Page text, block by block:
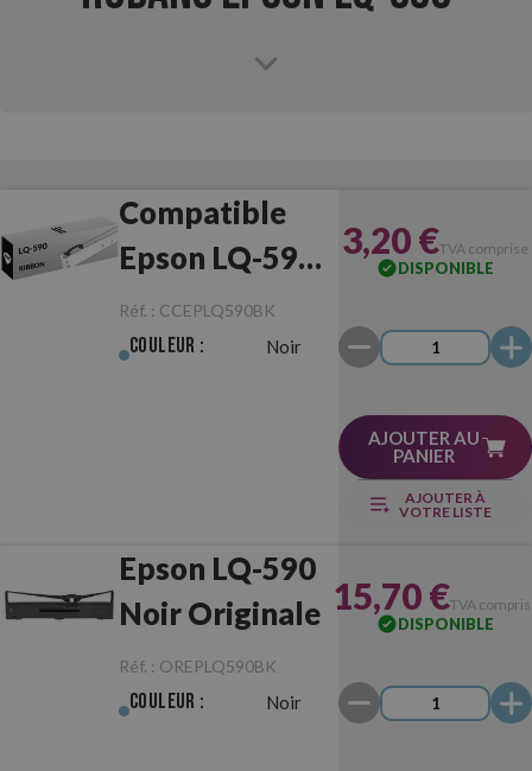
Compatible
Epson LQ-590
Noir
Réf. : CCEPLQ590BK
Couleur : Noir
3,20 €TVA comprise
DISPONIBLE
AJOUTER AU
PANIER
AJOUTER À
VOTRE LISTE
Epson LQ-590
Noir Originale
Réf. : OREPLQ590BK
Couleur : Noir
15,70 €TVA
DISPONIBLE